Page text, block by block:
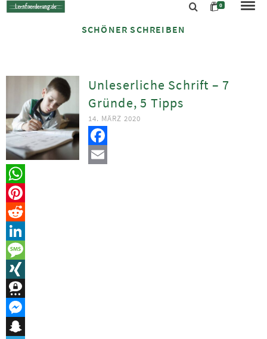
0
SCHÖNER SCHREIBEN
Unleserliche Schrift – 7
Gründe, 5 Tipps
14. MÄRZ 2020
Facebook
Email
WhatsApp
Pinterest
Reddit
LinkedIn
Message
XING
Threema
Messenger